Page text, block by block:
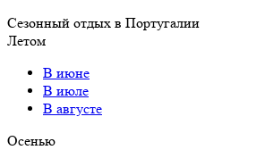
Сезонный отдых в Португалии
Летом
В июне
В июле
В августе
Осенью